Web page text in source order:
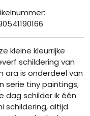
kleine kleurrijke
schildering van
ara is onderdeel van
serie tiny paintings;
dag schilder ik één
schildering, altijd